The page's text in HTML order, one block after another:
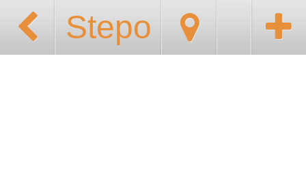
Stepo